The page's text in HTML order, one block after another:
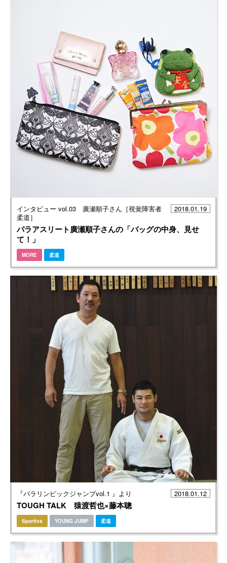
インタビュー vol.03 廣瀬順子さん［視覚障害者
柔道］
2018.01.19
パラアスリート廣瀬順子さんの「バッグの中身、見せ
て！」
MORE 柔道
『パラリンピックジャンプvol.1 』より 2018.01.12
TOUGH TALK 猿渡哲也×藤本聰
Sportiva YOUNG JUMP 柔道